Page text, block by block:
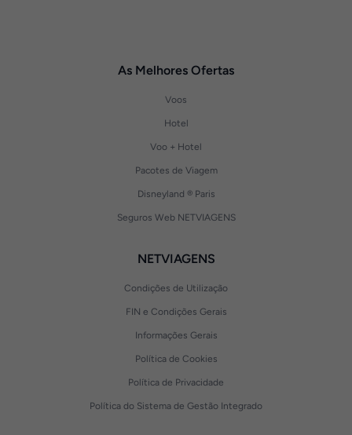
As Melhores Ofertas
Voos
Hotel
Voo + Hotel
Pacotes de Viagem
Disneyland ® Paris
Seguros Web NETVIAGENS
NETVIAGENS
Condições de Utilização
FIN e Condições Gerais
Informações Gerais
Política de Cookies
Política de Privacidade
Política do Sistema de Gestão Integrado